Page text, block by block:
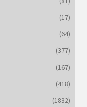
(17)
(64)
(377)
(167)
(418)
(1832)